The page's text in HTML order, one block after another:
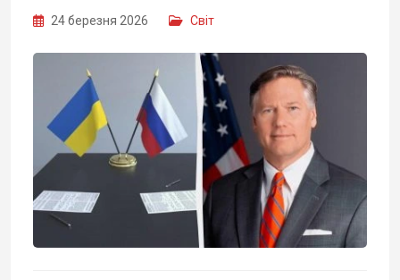
24 березня 2026 Світ